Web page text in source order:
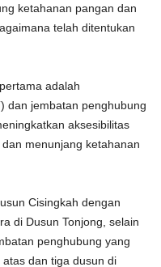
ketahanan pangan dan
telah ditentukan
adalah
dan jembatan penghubung
aksesibilitas
menunjang ketahanan
Cisingkah dengan
di Dusun Tonjong, selain
penghubung yang
dan tiga dusun di